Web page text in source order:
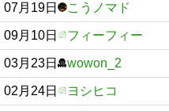
07月19日 こうノマド
09月10日 フィーフィー
03月23日 wowon_2
02月24日 ヨシヒコ